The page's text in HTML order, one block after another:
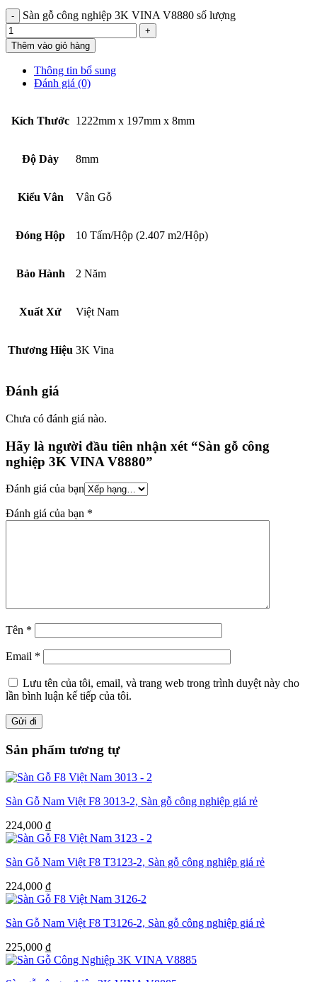
Sàn gỗ công nghiệp 3K VINA V8880 số lượng
Thêm vào giỏ hàng
Thông tin bổ sung
Đánh giá (0)
Kích Thước 1222mm x 197mm x 8mm
Độ Dày 8mm
Kiểu Vân Vân Gỗ
Đóng Hộp 10 Tấm/Hộp (2.407 m2/Hộp)
Bảo Hành 2 Năm
Xuất Xứ Việt Nam
Thương Hiệu 3K Vina
Đánh giá
Chưa có đánh giá nào.
Hãy là người đầu tiên nhận xét “Sàn gỗ công
nghiệp 3K VINA V8880”
Đánh giá của bạn
Đánh giá của bạn *
Tên *
Email *
Lưu tên của tôi, email, và trang web trong trình duyệt này cho
lần bình luận kế tiếp của tôi.
Sản phẩm tương tự
Sàn Gỗ Nam Việt F8 3013-2, Sàn gỗ công nghiệp giá rẻ
224,000 ₫
Sàn Gỗ Nam Việt F8 T3123-2, Sàn gỗ công nghiệp giá rẻ
224,000 ₫
Sàn Gỗ Nam Việt F8 T3126-2, Sàn gỗ công nghiệp giá rẻ
225,000 ₫